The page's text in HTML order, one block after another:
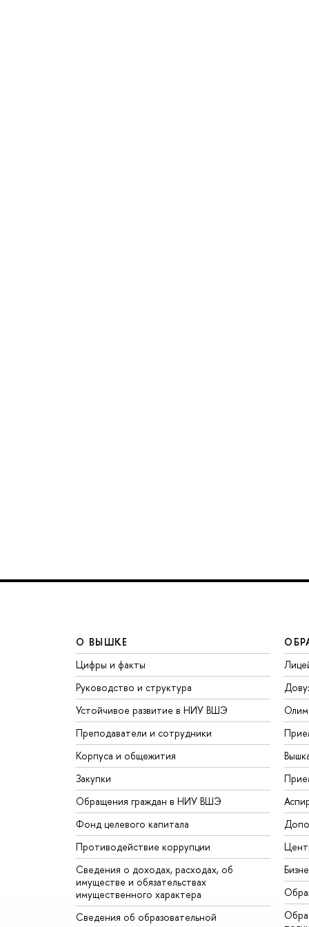
О ВЫШКЕ
Цифры и факты
Руководство и структура
Устойчивое развитие в НИУ ВШЭ
Преподаватели и сотрудники
Корпуса и общежития
Закупки
Обращения граждан в НИУ ВШЭ
Фонд целевого капитала
Противодействие коррупции
Сведения о доходах, расходах, об
имуществе и обязательствах
имущественного характера
Сведения об образовательной